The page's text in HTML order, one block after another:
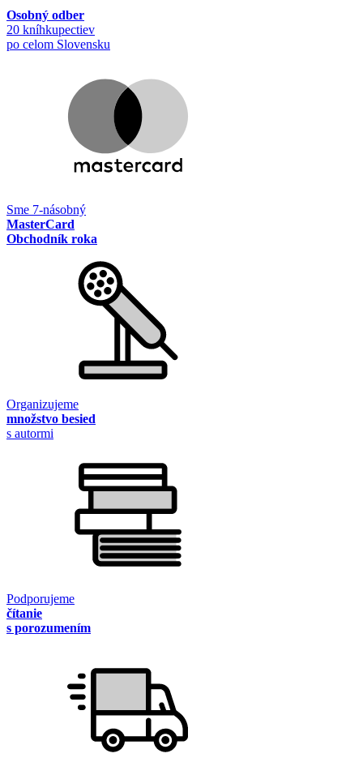
Osobný odber
20 kníhkupectiev
po celom Slovensku
Sme 7-násobný
MasterCard
Obchodník roka
Organizujeme
množstvo besied
s autormi
Podporujeme
čítanie
s porozumením